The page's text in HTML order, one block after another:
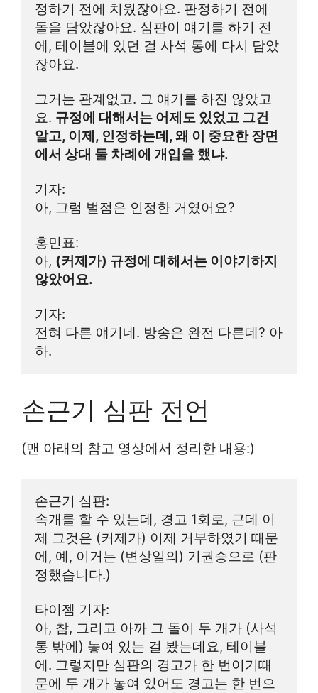
정하기 전에 치웠잖아요. 판정하기 전에
돌을 담았잖아요. 심판이 얘기를 하기 전
에, 테이블에 있던 걸 사석 통에 다시 담았
잖아요.
그거는 관계없고. 그 얘기를 하진 않았고
요. 규정에 대해서는 어제도 있었고 그건
알고, 이제, 인정하는데, 왜 이 중요한 장면
에서 상대 둘 차례에 개입을 했냐.
기자:
아, 그럼 벌점은 인정한 거였어요?
홍민표:
아, (커제가) 규정에 대해서는 이야기하지
않았어요.
기자:
전혀 다른 얘기네. 방송은 완전 다른데? 아
하.
손근기 심판 전언
(맨 아래의 참고 영상에서 정리한 내용:)
손근기 심판:
속개를 할 수 있는데, 경고 1회로, 근데 이
제 그것은 (커제가) 이제 거부하였기 때문
에, 예, 이거는 (변상일의) 기권승으로 (판
정했습니다.)
타이젬 기자:
아, 참, 그리고 아까 그 돌이 두 개가 (사석
통 밖에) 놓여 있는 걸 봤는데요, 테이블
에. 그렇지만 심판의 경고가 한 번이기때
문에 두 개가 놓여 있어도 경고는 한 번으